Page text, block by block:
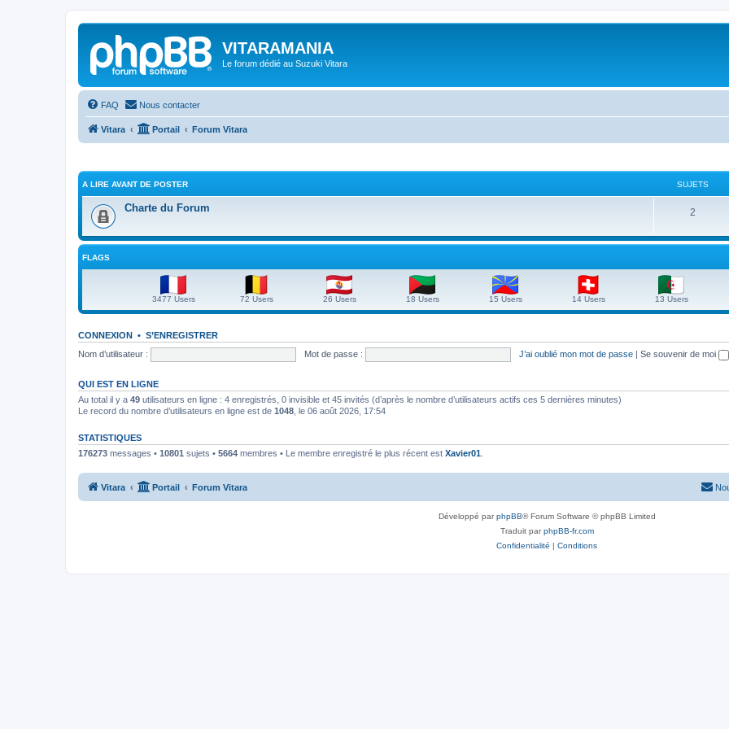
VITARAMANIA
Le forum dédié au Suzuki Vitara
FAQ Nous contacter
Vitara Portail Forum Vitara
A LIRE AVANT DE POSTER SUJETS
Charte du Forum 2S
s
FLAGS
3477 Users 72 Users 26 Users 18 Users 15 Users 14 Users 13 Users
CONNEXION • S’ENREGISTRER
Nom d’utilisateur :
Mot de passe : J’ai oublié mon mot de passe | Se souvenir de moi
QUI EST EN LIGNE
Au total il y a 49 utilisateurs en ligne : 4 enregistrés, 0 invisible et 45 invités (d’après le nombre d’utilisateurs actifs ces 5 dernières minutes)
Le record du nombre d’utilisateurs en ligne est de 1048 , le 06 août 2026, 17:54
STATISTIQUES
176273 messages • 10801 sujets • 5664 membres • Le membre enregistré le plus récent est Xavier01
Vitara Portail Forum Vitara
Développé parphpBB® Forum Software © phpBB Limited
Traduit parphpBB-fr.com
Confidentialité | Conditions